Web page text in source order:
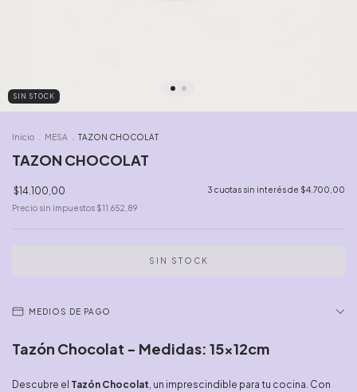
SIN STOCK
Inicio MESA TAZON CHOCOLAT
TAZON CHOCOLAT
$14.100,00 3 cuotas sin interés de $4.700,00
Precio sin impuestos $11.652,89
MEDIOS DE PAGO
Tazón Chocolat - Medidas: 15x12cm
Descubre el Tazón Chocolat , un imprescindible para tu cocina. Con